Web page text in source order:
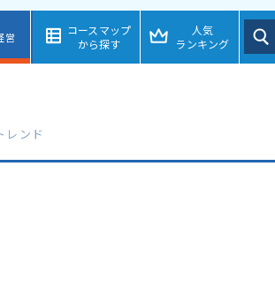
教材
グ
営
コースマップ
から探す
人気
ランキング
レンド